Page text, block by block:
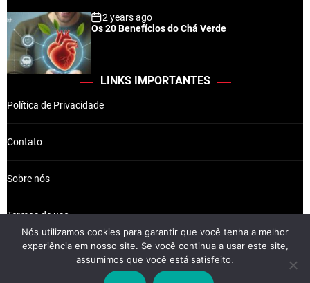
2 years ago
Os 20 Benefícios do Chá Verde
LINKS IMPORTANTES
Política de Privacidade
Contato
Sobre nós
Termos de uso
Nós utilizamos cookies para garantir que você tenha a melhor
experiência em nosso site. Se você continua a usar este site,
assumimos que você está satisfeito.